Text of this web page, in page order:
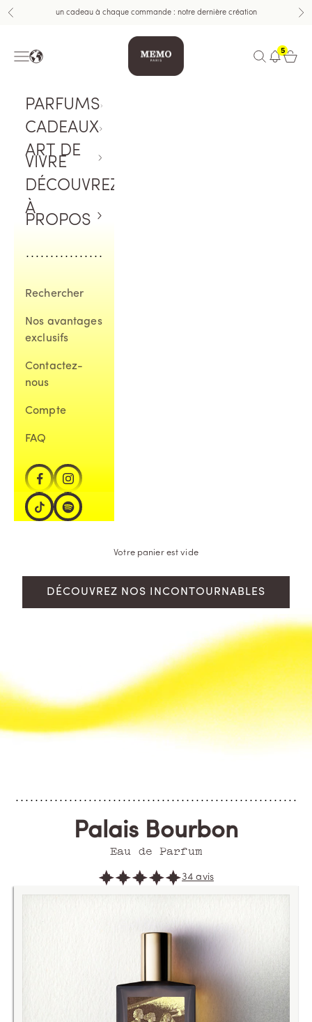
Aller au contenu
Précédent un cadeau à chaque commande : notre dernière création
Memo Paris
Menu
Ouvrir la
5
Ouvrir
PARFUMS
CADEAUX
ART DE
VIVRE
DÉCOUVREZ
À
PROPOS
Rechercher
Nos avantages
exclusifs
Contactez-
nous
Compte
FAQ
Votre panier est vide
DÉCOUVREZ NOS INCONTOURNABLES
Eau de Parfum
Palais Bourbon
34 avis